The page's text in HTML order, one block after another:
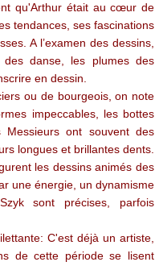
qu'Arthur était au cœur de
tendances, ses fascinations
A l’examen des dessins,
danse, les plumes des
en dessin.
ou de bourgeois, on note
impeccables, les bottes
Messieurs ont souvent des
longues et brillantes dents.
les dessins animés des
une énergie, un dynamisme
sont précises, parfois
C'est déjà un artiste,
de cette période se lisent